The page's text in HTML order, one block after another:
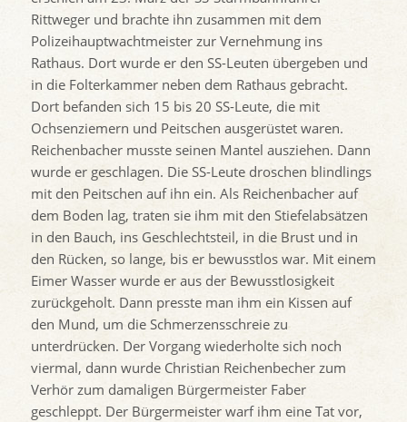
Rittweger und brachte ihn zusammen mit dem
Polizeihauptwachtmeister zur Vernehmung ins
Rathaus. Dort wurde er den SS-Leuten übergeben und
in die Folterkammer neben dem Rathaus gebracht.
Dort befanden sich 15 bis 20 SS-Leute, die mit
Ochsenziemern und Peitschen ausgerüstet waren.
Reichenbacher musste seinen Mantel ausziehen. Dann
wurde er geschlagen. Die SS-Leute droschen blindlings
mit den Peitschen auf ihn ein. Als Reichenbacher auf
dem Boden lag, traten sie ihm mit den Stiefelabsätzen
in den Bauch, ins Geschlechtsteil, in die Brust und in
den Rücken, so lange, bis er bewusstlos war. Mit einem
Eimer Wasser wurde er aus der Bewusstlosigkeit
zurückgeholt. Dann presste man ihm ein Kissen auf
den Mund, um die Schmerzensschreie zu
unterdrücken. Der Vorgang wiederholte sich noch
viermal, dann wurde Christian Reichenbecher zum
Verhör zum damaligen Bürgermeister Faber
geschleppt. Der Bürgermeister warf ihm eine Tat vor,